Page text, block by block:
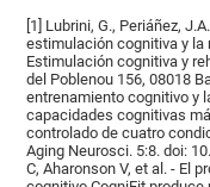
[1] Lubrini, G., Periáñez,
estimulación cognitiva y la
Estimulación cognitiva y
del Poblenou 156, 08018
entrenamiento cognitivo y
capacidades cognitivas
controlado de cuatro
Aging Neurosci. 5:8. doi:
C, Aharonson V, et al. - El